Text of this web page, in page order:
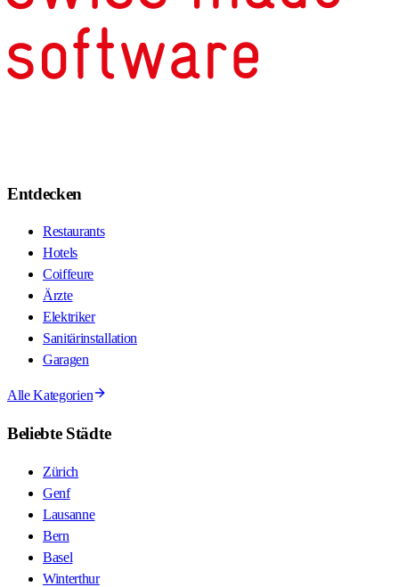
Entdecken
Restaurants
Hotels
Coiffeure
Ärzte
Elektriker
Sanitärinstallation
Garagen
Alle Kategorien
Beliebte Städte
Zürich
Genf
Lausanne
Bern
Basel
Winterthur